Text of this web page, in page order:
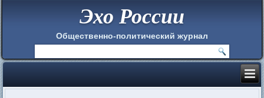
Эхо России
Общественно-политический журнал